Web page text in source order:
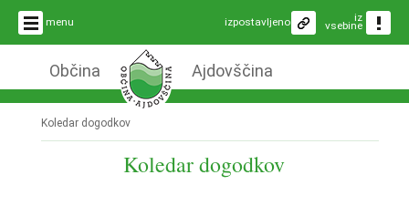
menu iz
vsebine
izpostavljeno
Občina Ajdovščina
Koledar dogodkov
Koledar dogodkov